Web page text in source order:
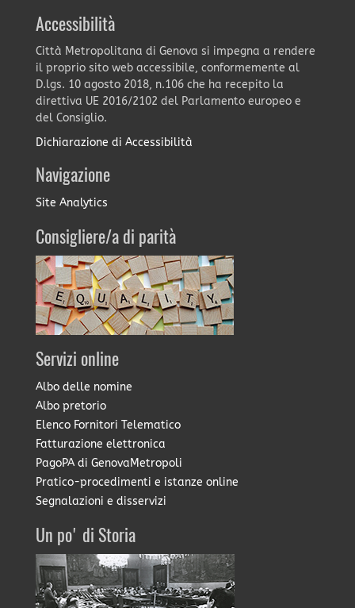
Accessibilità
Città Metropolitana di Genova si impegna a rendere
il proprio sito web accessibile, conformemente al
D.lgs. 10 agosto 2018, n.106 che ha recepito la
direttiva UE 2016/2102 del Parlamento europeo e
del Consiglio.
Dichiarazione di Accessibilità
Navigazione
Site Analytics
Consigliere/a di parità
Servizi online
Albo delle nomine
Albo pretorio
Elenco Fornitori Telematico
Fatturazione elettronica
PagoPA di GenovaMetropoli
Pratico-procedimenti e istanze online
Segnalazioni e disservizi
Un po' di Storia